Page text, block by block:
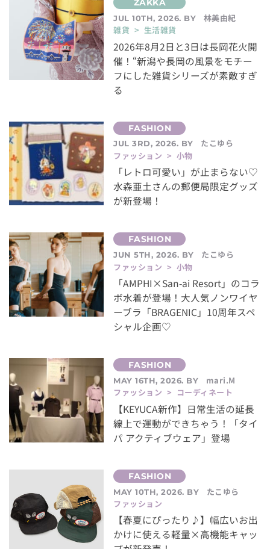
JUL 10TH, 2026. BY
林美由紀
雑貨 > 生活雑貨
2026年8月2日と3日は長岡花火開
催！“新潟や長岡の風景をモチー
フにした雑貨シリーズが素敵すぎ
る
JUL 3RD, 2026. BY
たこゆら
ファッション > 小物
「レトロ可愛い」が止まらない♡
水森亜土さんの郵便局限定グッズ
が新登場！
JUN 5TH, 2026. BY
たこゆら
ファッション > 小物
「AMPHI×San-ai Resort」のコラ
ボ水着が登場！大人気ノンワイヤ
ーブラ「BRAGENIC」10周年スペ
シャル企画♡
MAY 16TH, 2026. BY
mari.M
ファッション > コーディネート
【KEYUCA新作】日常生活の延長
線上で運動ができちゃう！「タイ
パ アクティブウェア」登場
MAY 10TH, 2026. BY
たこゆら
ファッション
【春夏にぴったり♪】幅広いお出
かけに使える軽量×高機能キャッ